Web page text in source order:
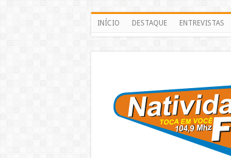
INÍCIO DESTAQUE ENTREVISTAS